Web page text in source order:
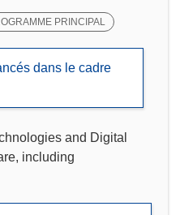
PRINCIPAL
dans le cadre
and Digital
including